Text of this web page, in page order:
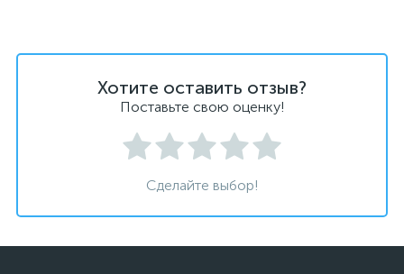
Хотите оставить отзыв?
Поставьте свою оценку!
Сделайте выбор!